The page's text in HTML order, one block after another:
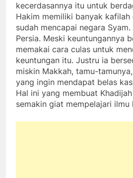
kecerdasannya itu untuk
Hakim memiliki banyak kafilah
sudah mencapai negara
Persia. Meski keuntungannya
memakai cara culas untuk
keuntungan itu. Justru ia
miskin Makkah, tamu-
yang ingin mendapat belas
Hal ini yang membuat
semakin giat mempelajari ilmu